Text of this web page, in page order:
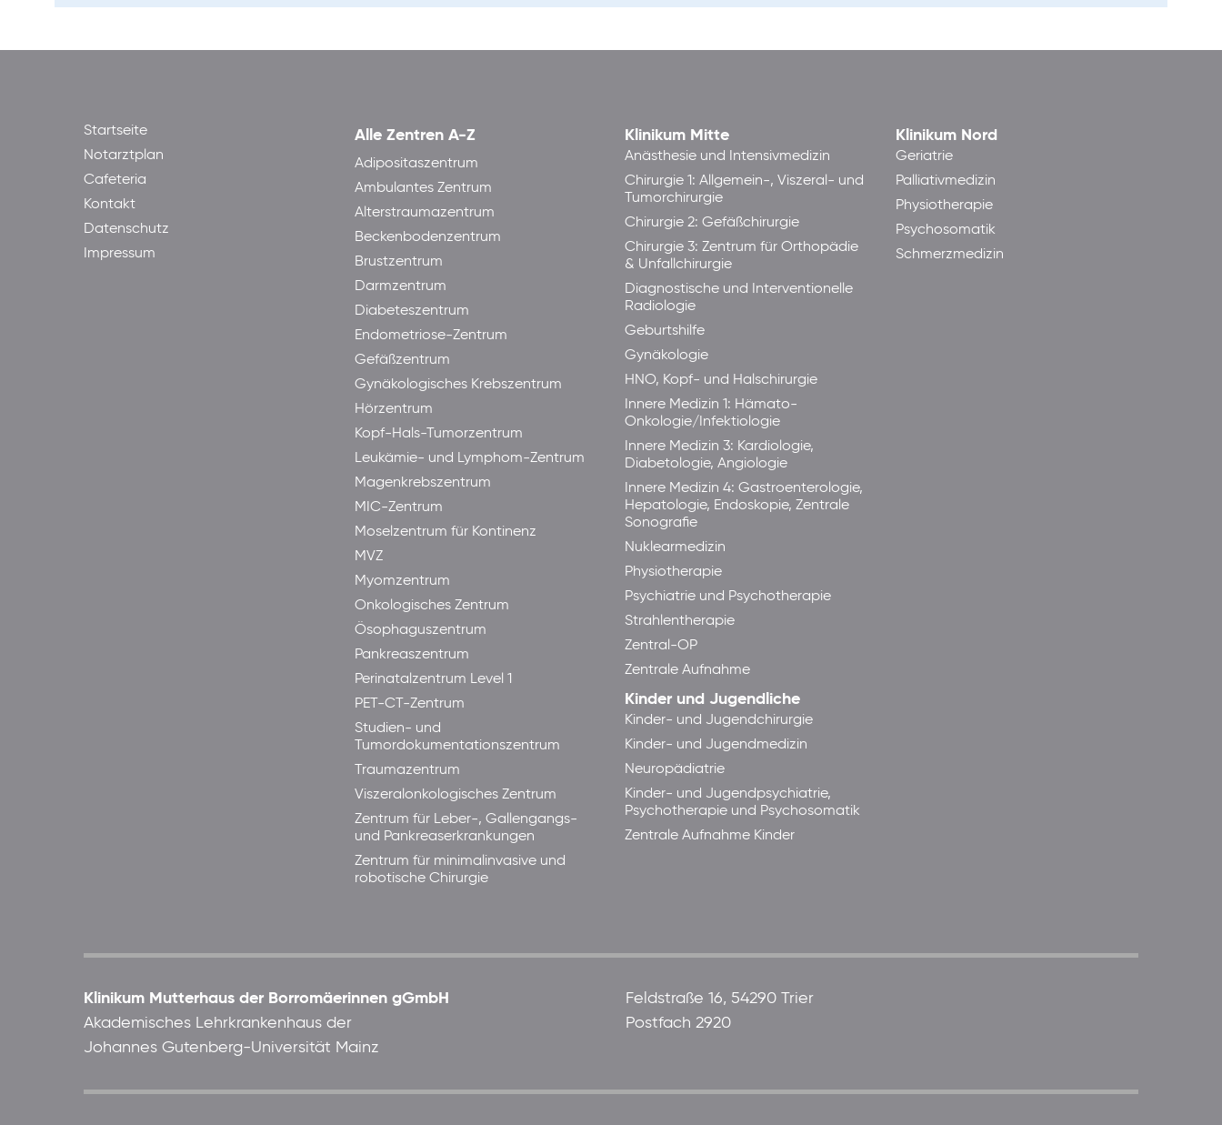
Startseite
Notarztplan
Cafeteria
Kontakt
Datenschutz
Impressum
Alle Zentren A-Z
Adipositaszentrum
Ambulantes Zentrum
Alterstraumazentrum
Beckenbodenzentrum
Brustzentrum
Darmzentrum
Diabeteszentrum
Endometriose-Zentrum
Gefäßzentrum
Gynäkologisches Krebszentrum
Hörzentrum
Kopf-Hals-Tumorzentrum
Leukämie- und Lymphom-Zentrum
Magenkrebszentrum
MIC-Zentrum
Moselzentrum für Kontinenz
MVZ
Myomzentrum
Onkologisches Zentrum
Ösophaguszentrum
Pankreaszentrum
Perinatalzentrum Level 1
PET-CT-Zentrum
Studien- und
Tumordokumentationszentrum
Traumazentrum
Viszeralonkologisches Zentrum
Zentrum für Leber-, Gallengangs-
und Pankreaserkrankungen
Zentrum für minimalinvasive und
robotische Chirurgie
Klinikum Mitte
Anästhesie und Intensivmedizin
Chirurgie 1: Allgemein-, Viszeral- und
Tumorchirurgie
Chirurgie 2: Gefäßchirurgie
Chirurgie 3: Zentrum für Orthopädie
& Unfallchirurgie
Diagnostische und Interventionelle
Radiologie
Geburtshilfe
Gynäkologie
HNO, Kopf- und Halschirurgie
Innere Medizin 1: Hämato-
Onkologie/Infektiologie
Innere Medizin 3: Kardiologie,
Diabetologie, Angiologie
Innere Medizin 4: Gastroenterologie,
Hepatologie, Endoskopie, Zentrale
Sonografie
Nuklearmedizin
Physiotherapie
Psychiatrie und Psychotherapie
Strahlentherapie
Zentral-OP
Zentrale Aufnahme
Kinder und Jugendliche
Kinder- und Jugendchirurgie
Kinder- und Jugendmedizin
Neuropädiatrie
Kinder- und Jugendpsychiatrie,
Psychotherapie und Psychosomatik
Zentrale Aufnahme Kinder
Klinikum Nord
Geriatrie
Palliativmedizin
Physiotherapie
Psychosomatik
Schmerzmedizin
Klinikum Mutterhaus der Borromäerinnen gGmbH
Akademisches Lehrkrankenhaus der
Johannes Gutenberg-Universität Mainz
Feldstraße 16, 54290 Trier
Postfach 2920